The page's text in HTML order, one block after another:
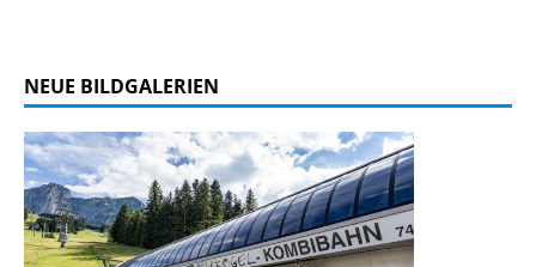
NEUE BILDGALERIEN